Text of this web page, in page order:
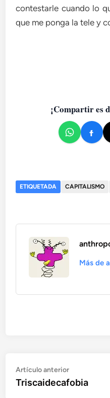
contestarle cuando lo
que me ponga la tele y
¡Compartir es
ETIQUETADA CAPITALISMO
Más de
Navegación
de
Artículo anteriorArtículo
anterior:
Triscaidecafobia